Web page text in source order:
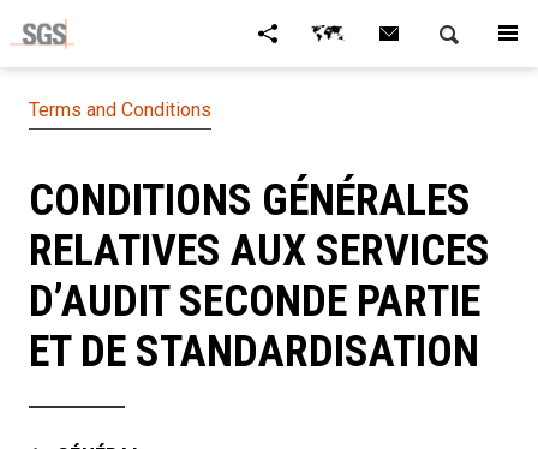
Terms and Conditions
CONDITIONS GÉNÉRALES
RELATIVES AUX SERVICES
D’AUDIT SECONDE PARTIE
ET DE STANDARDISATION